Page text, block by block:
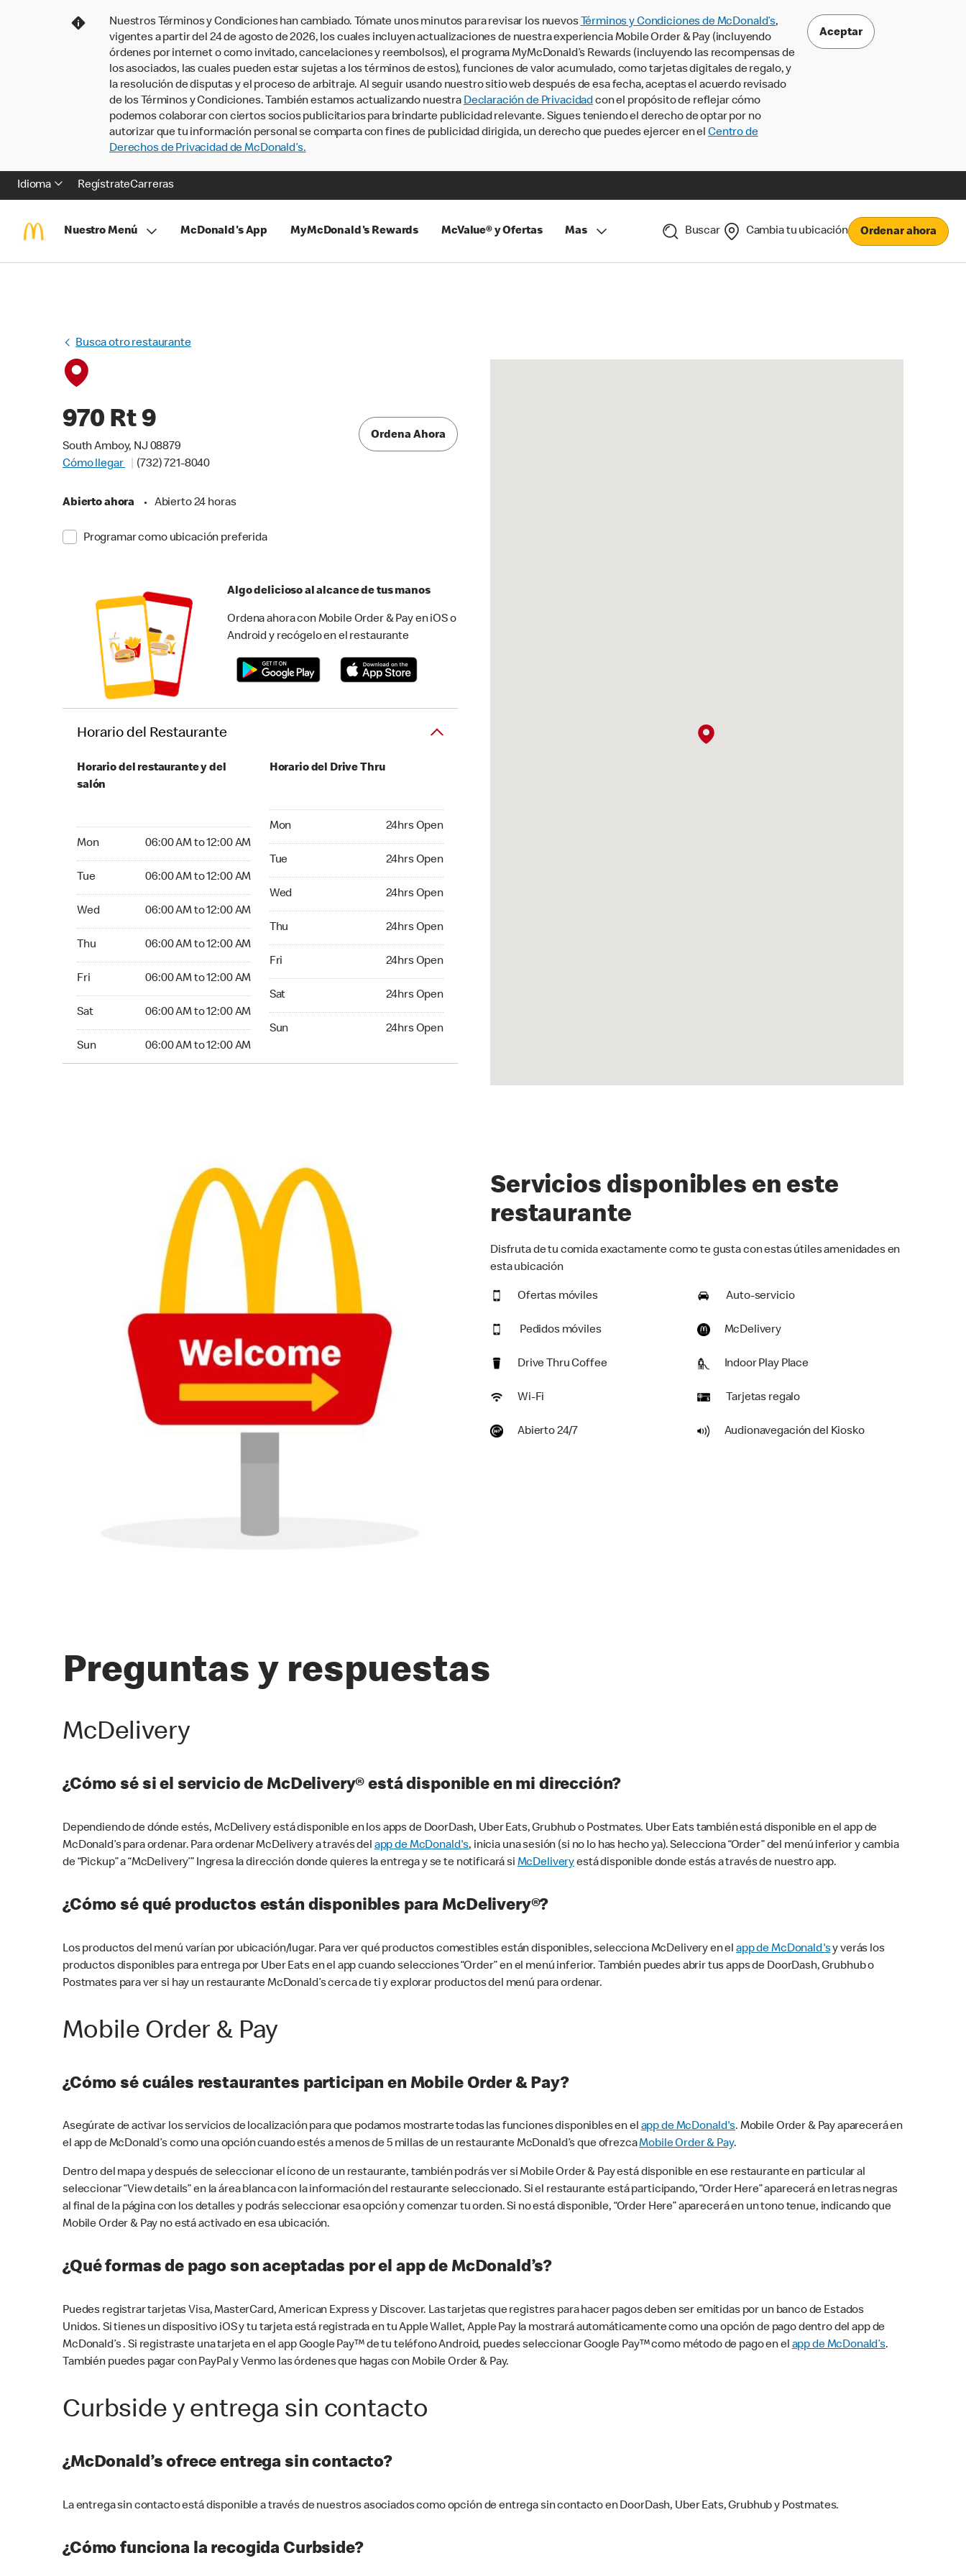
Nuestros Términos y Condiciones han cambiado. Tómate unos minutos para revisar los nuevos Términos y Condiciones de McDonald’s,
vigentes a partir del 24 de agosto de 2026, los cuales incluyen actualizaciones de nuestra experiencia Mobile Order & Pay (incluyendo
órdenes por internet o como invitado, cancelaciones y reembolsos), el programa MyMcDonald’s Rewards (incluyendo las recompensas de
los asociados, las cuales pueden estar sujetas a los términos de estos), funciones de valor acumulado, como tarjetas digitales de regalo, y
la resolución de disputas y el proceso de arbitraje. Al seguir usando nuestro sitio web después de esa fecha, aceptas el acuerdo revisado
de los Términos y Condiciones. También estamos actualizando nuestra Declaración de Privacidadcon el propósito de reflejar cómo
podemos colaborar con ciertos socios publicitarios para brindarte publicidad relevante. Sigues teniendo el derecho de optar por no
autorizar que tu información personal se comparta con fines de publicidad dirigida, un derecho que puedes ejercer en el Centro de
Derechos de Privacidad de McDonald’s.
Aceptar
Idioma RegístrateCarreras
Nuestro Menú McDonald's App MyMcDonald's Rewards McValue® y Ofertas Mas Buscar Cambia tu ubicación Ordenar ahora
Busca otro restaurante
970 Rt 9
South Amboy, NJ 08879
Cómo llegar
(732) 721-8040
Abierto ahora • Abierto 24 horas
Programar como ubicación preferida
Ordena Ahora
Algo delicioso al alcance de tus manos
Ordena ahora con Mobile Order & Pay en iOS o
Android y recógelo en el restaurante
Horario del Restaurante
Horario del restaurante y del
salón
Mon 06:00 AM to 12:00 AM
Tue 06:00 AM to 12:00 AM
Wed 06:00 AM to 12:00 AM
Thu 06:00 AM to 12:00 AM
Fri 06:00 AM to 12:00 AM
Sat 06:00 AM to 12:00 AM
Sun 06:00 AM to 12:00 AM
Horario del Drive Thru
Mon 24hrs Open
Tue 24hrs Open
Wed 24hrs Open
Thu 24hrs Open
Fri 24hrs Open
Sat 24hrs Open
Sun 24hrs Open
Servicios disponibles en este
restaurante
Disfruta de tu comida exactamente como te gusta con estas útiles amenidades en
esta ubicación
Ofertas móviles Auto-servicio
Pedidos móviles McDelivery
Drive Thru Coffee Indoor Play Place
Wi-Fi Tarjetas regalo
Abierto 24/7 Audionavegación del Kiosko
Preguntas y respuestas
McDelivery
¿Cómo sé si el servicio de McDelivery® está disponible en mi dirección?
Dependiendo de dónde estés, McDelivery está disponible en los apps de DoorDash, Uber Eats, Grubhub o Postmates. Uber Eats también está disponible en el app de
McDonald’s para ordenar. Para ordenar McDelivery a través del app de McDonald's, inicia una sesión (si no lo has hecho ya). Selecciona “Order” del menú inferior y cambia
de “Pickup” a “McDelivery’” Ingresa la dirección donde quieres la entrega y se te notificará si McDeliveryestá disponible donde estás a través de nuestro app.
¿Cómo sé qué productos están disponibles para McDelivery®?
Los productos del menú varían por ubicación/lugar. Para ver qué productos comestibles están disponibles, selecciona McDelivery en elapp de McDonald'sy verás los
productos disponibles para entrega por Uber Eats en el app cuando selecciones “Order” en el menú inferior. También puedes abrir tus apps de DoorDash, Grubhub o
Postmates para ver si hay un restaurante McDonald’s cerca de ti y explorar productos del menú para ordenar.
Mobile Order & Pay
¿Cómo sé cuáles restaurantes participan en Mobile Order & Pay?
Asegúrate de activar los servicios de localización para que podamos mostrarte todas las funciones disponibles en elapp de McDonald's. Mobile Order & Pay aparecerá en
el app de McDonald’s como una opción cuando estés a menos de 5 millas de un restaurante McDonald’s que ofrezcaMobile Order & Pay.
Dentro del mapa y después de seleccionar el ícono de un restaurante, también podrás ver si Mobile Order & Pay está disponible en ese restaurante en particular al
seleccionar “View details” en la área blanca con la información del restaurante seleccionado. Si el restaurante está participando, “Order Here” aparecerá en letras negras
al final de la página con los detalles y podrás seleccionar esa opción y comenzar tu orden. Si no está disponible, “Order Here” aparecerá en un tono tenue, indicando que
Mobile Order & Pay no está activado en esa ubicación.
¿Qué formas de pago son aceptadas por el app de McDonald’s?
Puedes registrar tarjetas Visa, MasterCard, American Express y Discover. Las tarjetas que registres para hacer pagos deben ser emitidas por un banco de Estados
Unidos. Si tienes un dispositivo iOS y tu tarjeta está registrada en tu Apple Wallet, Apple Pay la mostrará automáticamente como una opción de pago dentro del app de
McDonald’s . Si registraste una tarjeta en el app Google Pay™ de tu teléfono Android, puedes seleccionar Google Pay™ como método de pago en elapp de McDonald’s.
También puedes pagar con PayPal y Venmo las órdenes que hagas con Mobile Order & Pay.
Curbside y entrega sin contacto
¿McDonald’s ofrece entrega sin contacto?
La entrega sin contacto está disponible a través de nuestros asociados como opción de entrega sin contacto en DoorDash, Uber Eats, Grubhub y Postmates.
¿Cómo funciona la recogida Curbside?